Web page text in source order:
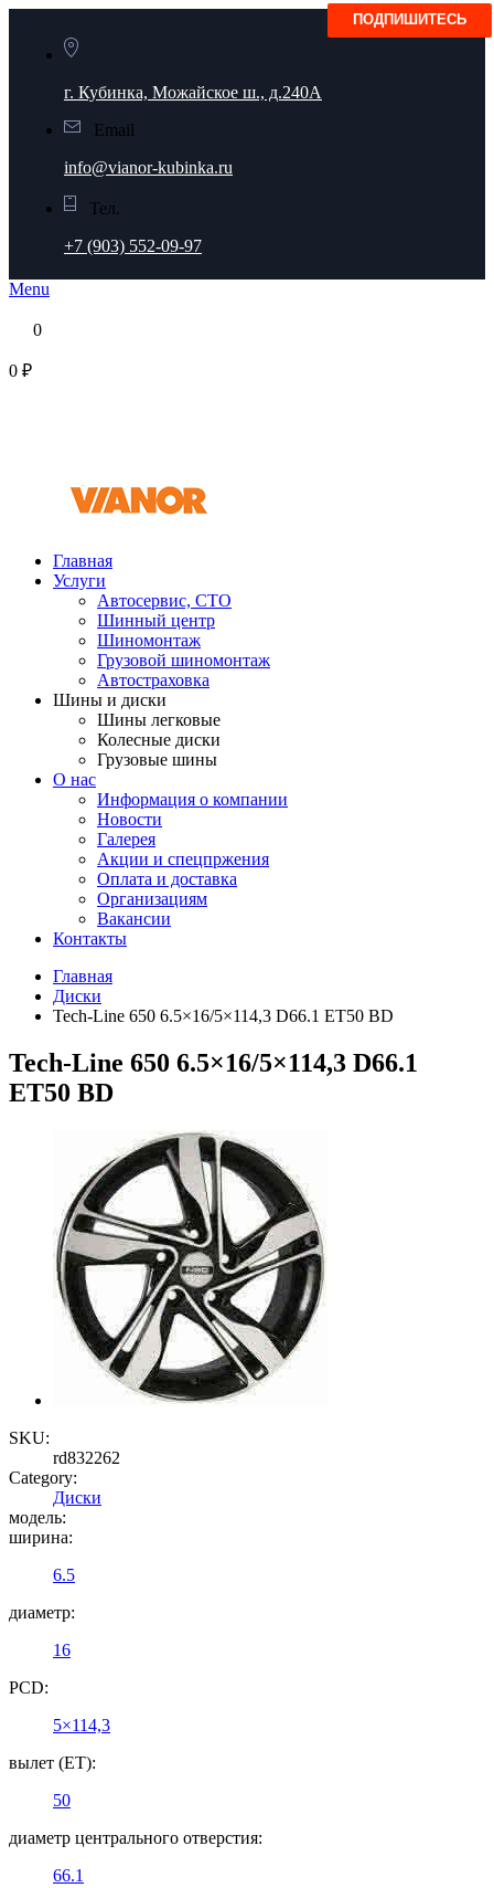
г. Кубинка, Можайское ш., д.240А
Email
info@vianor-kubinka.ru
Тел.
+7 (903) 552-09-97
Menu
0
0 ₽
Главная
Услуги
Автосервис, СТО
Шинный центр
Шиномонтаж
Грузовой шиномонтаж
Автостраховка
Шины и диски
Шины легковые
Колесные диски
Грузовые шины
О нас
Информация о компании
Новости
Галерея
Акции и спецпржения
Оплата и доставка
Организациям
Вакансии
Контакты
Главная
Диски
Tech-Line 650 6.5×16/5×114,3 D66.1 ET50 BD
Tech-Line 650 6.5×16/5×114,3 D66.1
ET50 BD
SKU:
rd832262
Category:
Диски
модель:
ширина:
6.5
диаметр:
16
PCD:
5×114,3
вылет (ET):
50
диаметр центрального отверстия:
66.1